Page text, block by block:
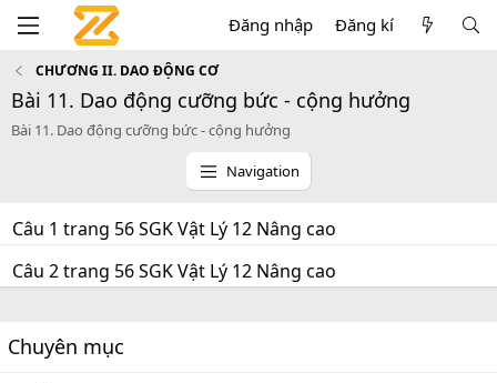
Đăng nhập Đăng kí
CHƯƠNG II. DAO ĐỘNG CƠ
Bài 11. Dao động cưỡng bức - cộng hưởng
Bài 11. Dao động cưỡng bức - cộng hưởng
Navigation
Câu 1 trang 56 SGK Vật Lý 12 Nâng cao
Câu 2 trang 56 SGK Vật Lý 12 Nâng cao
Chuyên mục